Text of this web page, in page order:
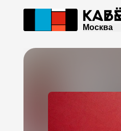
Москва